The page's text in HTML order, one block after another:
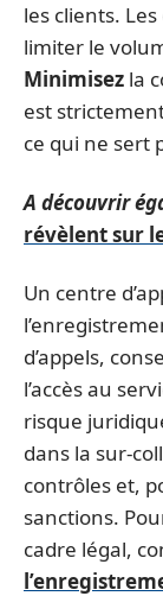
les clients.
limiter le
Minimisez la
est
ce qui ne sert
A découvrir
révèlent sur
Un centre
d’appels,
l’accès au
risque
dans la sur-
contrôles et,
sanctions.
cadre légal,